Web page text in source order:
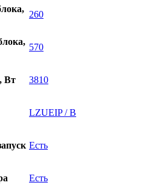
260
570
Вт 3810
LZUEIP / B
Есть
Есть